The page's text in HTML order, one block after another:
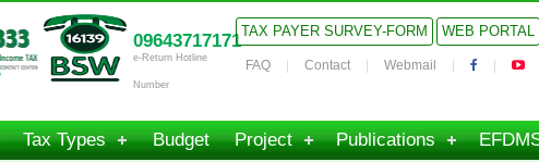
09643717171
e-Return Hotline
Number
TAX PAYER SURVEY-FORM WEB PORTAL
FAQ Contact Webmail
Tax Types Budget Project Publications